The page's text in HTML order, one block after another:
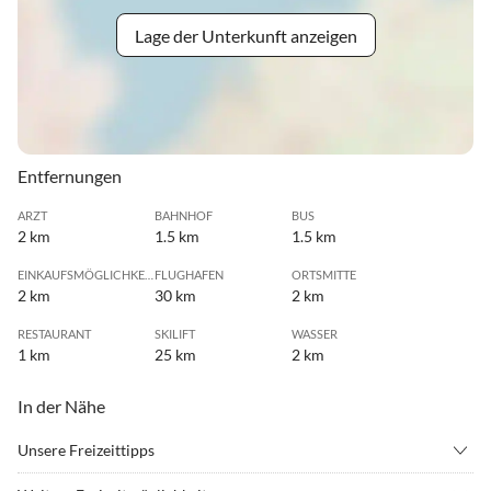
Lage der Unterkunft anzeigen
Entfernungen
ARZT
2 km
BAHNHOF
1.5 km
BUS
1.5 km
2 km
FLUGHAFEN
30 km
ORTSMITTE
2 km
RESTAURANT
1 km
SKILIFT
25 km
WASSER
2 km
In der Nähe
Unsere Freizeittipps